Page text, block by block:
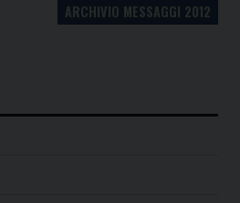
ARCHIVIO MESSAGGI 2012